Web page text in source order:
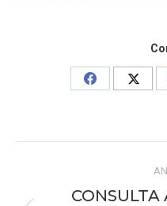
Share
Share
entreCONSULTA